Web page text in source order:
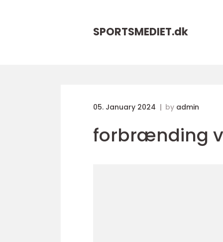
SPORTSMEDIET.dk
05. January 2024 by admin
forbrænding